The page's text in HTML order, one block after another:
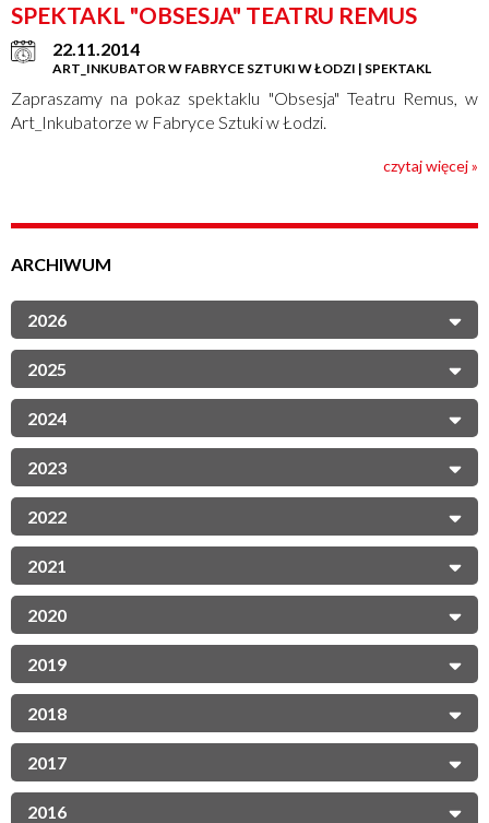
SPEKTAKL "OBSESJA" TEATRU REMUS
22.11.2014
ART_INKUBATOR W FABRYCE SZTUKI W ŁODZI | SPEKTAKL
Zapraszamy na pokaz spektaklu "Obsesja" Teatru Remus, w
Art_Inkubatorze w Fabryce Sztuki w Łodzi.
czytaj więcej »
ARCHIWUM
2026
2025
2024
2023
2022
2021
2020
2019
2018
2017
2016